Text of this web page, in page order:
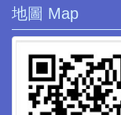
地圖 Map